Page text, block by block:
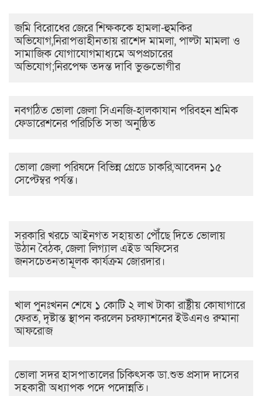
জমি বিরোধের জেরে শিক্ষককে হামলা-হুমকির
অভিযোগ,নিরাপত্তাহীনতায় রাশেদ মামলা, পাল্টা মামলা ও
সামাজিক যোগাযোগমাধ্যমে অপপ্রচারের
অভিযোগ;নিরপেক্ষ তদন্ত দাবি ভুক্তভোগীর
নবগঠিত ভোলা জেলা সিএনজি-হালকাযান পরিবহন শ্রমিক
ফেডারেশনের পরিচিতি সভা অনুষ্ঠিত
ভোলা জেলা পরিষদে বিভিন্ন গ্রেডে চাকরি,আবেদন ১৫
সেপ্টেম্বর পর্যন্ত।
সরকারি খরচে আইনগত সহায়তা পৌঁছে দিতে ভোলায়
উঠান বৈঠক, জেলা লিগ্যাল এইড অফিসের
জনসচেতনতামূলক কার্যক্রম জোরদার।
খাল পুনঃখনন শেষে ১ কোটি ২ লাখ টাকা রাষ্ট্রীয় কোষাগারে
ফেরত, দৃষ্টান্ত স্থাপন করলেন চরফ্যাশনের ইউএনও রুমানা
আফরোজ
ভোলা সদর হাসপাতালের চিকিৎসক ডা.শুভ প্রসাদ দাসের
সহকারী অধ্যাপক পদে পদোন্নতি।